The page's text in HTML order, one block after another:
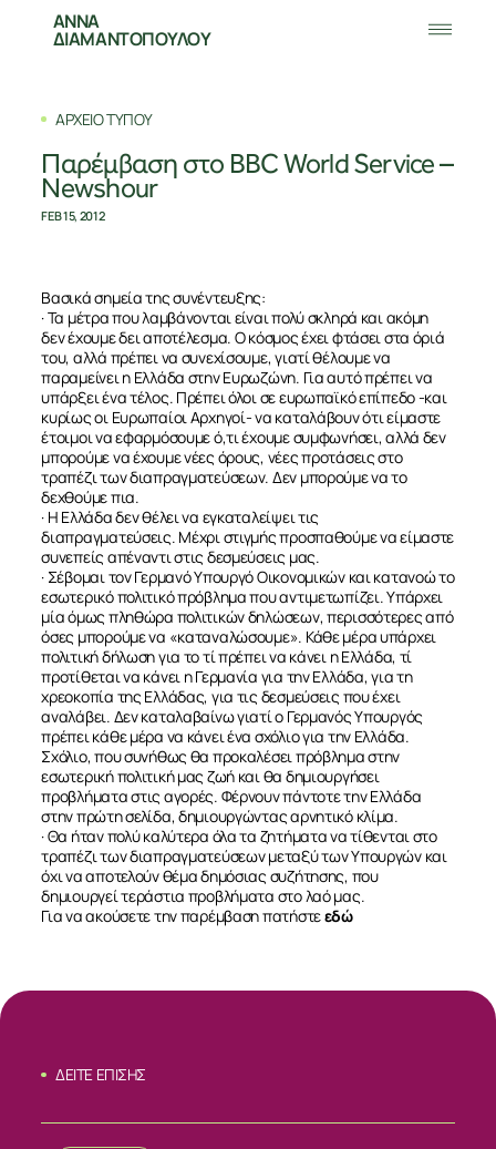
ΝΕΑ
ΑΝΝΑ
ΔΙΑΜΑΝΤΟΠΟΥΛΟΥ
ΑΡΧΕΙΟ ΤΥΠΟΥ
Παρέμβαση στο BBC World Service –
Νewshour
FEB 15, 2012
Βασικά σημεία της συνέντευξης:
· Τα μέτρα που λαμβάνονται είναι πολύ σκληρά και ακόμη
δεν έχουμε δει αποτέλεσμα. Ο κόσμος έχει φτάσει στα όριά
του, αλλά πρέπει να συνεχίσουμε, γιατί θέλουμε να
παραμείνει η Ελλάδα στην Ευρωζώνη. Για αυτό πρέπει να
υπάρξει ένα τέλος. Πρέπει όλοι σε ευρωπαϊκό επίπεδο -και
κυρίως οι Ευρωπαίοι Αρχηγοί- να καταλάβουν ότι είμαστε
έτοιμοι να εφαρμόσουμε ό,τι έχουμε συμφωνήσει, αλλά δεν
μπορούμε να έχουμε νέες όρους, νέες προτάσεις στο
τραπέζι των διαπραγματεύσεων. Δεν μπορούμε να το
δεχθούμε πια.
· Η Ελλάδα δεν θέλει να εγκαταλείψει τις
διαπραγματεύσεις. Μέχρι στιγμής προσπαθούμε να είμαστε
συνεπείς απέναντι στις δεσμεύσεις μας.
· Σέβομαι τον Γερμανό Υπουργό Οικονομικών και κατανοώ το
εσωτερικό πολιτικό πρόβλημα που αντιμετωπίζει. Υπάρχει
μία όμως πληθώρα πολιτικών δηλώσεων, περισσότερες από
όσες μπορούμε να «καταναλώσουμε». Κάθε μέρα υπάρχει
πολιτική δήλωση για το τί πρέπει να κάνει η Ελλάδα, τί
προτίθεται να κάνει η Γερμανία για την Ελλάδα, για τη
χρεοκοπία της Ελλάδας, για τις δεσμεύσεις που έχει
αναλάβει. Δεν καταλαβαίνω γιατί ο Γερμανός Υπουργός
πρέπει κάθε μέρα να κάνει ένα σχόλιο για την Ελλάδα.
Σχόλιο, που συνήθως θα προκαλέσει πρόβλημα στην
εσωτερική πολιτική μας ζωή και θα δημιουργήσει
προβλήματα στις αγορές. Φέρνουν πάντοτε την Ελλάδα
στην πρώτη σελίδα, δημιουργώντας αρνητικό κλίμα.
· Θα ήταν πολύ καλύτερα όλα τα ζητήματα να τίθενται στο
τραπέζι των διαπραγματεύσεων μεταξύ των Υπουργών και
όχι να αποτελούν θέμα δημόσιας συζήτησης, που
δημιουργεί τεράστια προβλήματα στο λαό μας.
Για να ακούσετε την παρέμβαση πατήστεεδώ
ΔΕΙΤΕ ΕΠΙΣΗΣ